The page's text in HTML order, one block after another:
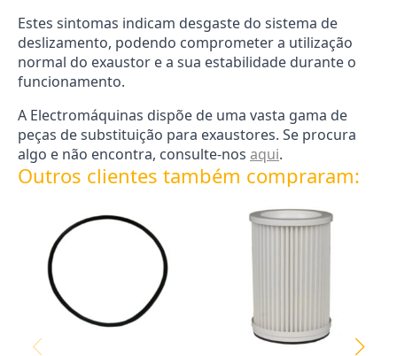
Estes sintomas indicam desgaste do sistema de
deslizamento, podendo comprometer a utilização
normal do exaustor e a sua estabilidade durante o
funcionamento.
A Electromáquinas dispõe de uma vasta gama de
peças de substituição para exaustores. Se procura
algo e não encontra, consulte-nos aqui.
Outros clientes também compraram: